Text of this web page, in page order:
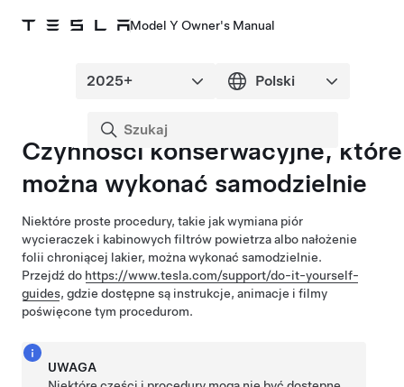
Model Y Owner's Manual
Czynności konserwacyjne, które
można wykonać samodzielnie
Niektóre proste procedury, takie jak wymiana piór
wycieraczek i kabinowych filtrów powietrza albo nałożenie
folii chroniącej lakier, można wykonać samodzielnie.
Przejdź do https://www.tesla.com/support/do-it-yourself-
guides, gdzie dostępne są instrukcje, animacje i filmy
poświęcone tym procedurom.
UWAGA